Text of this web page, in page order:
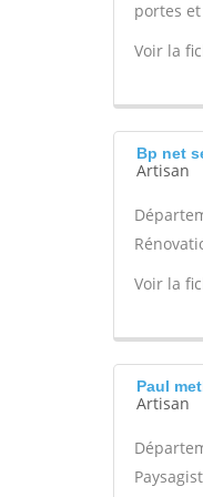
portes
Voir la
Bp net
Artisan
Voir la
Paul
Artisan